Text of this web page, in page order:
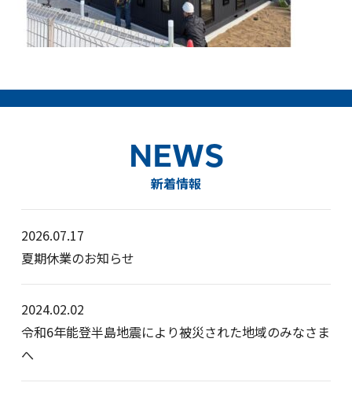
NEWS
新着情報
2026.07.17
夏期休業のお知らせ
2024.02.02
令和6年能登半島地震により被災された地域のみなさま
へ